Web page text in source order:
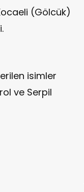
(Gölcük)
isimler
ve Serpil